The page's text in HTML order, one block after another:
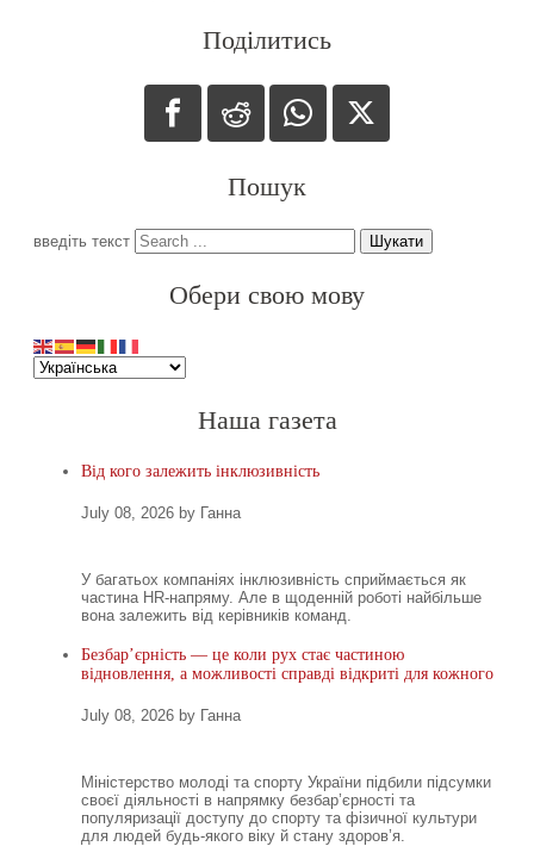
Поділитись
Пошук
введіть текст Шукати
Обери свою мову
Наша газета
Від кого залежить інклюзивність
July 08, 2026 by Ганна
У багатьох компаніях інклюзивність сприймається як
частина HR-напряму. Але в щоденній роботі найбільше
вона залежить від керівників команд.
Безбар’єрність — це коли рух стає частиною
відновлення, а можливості справді відкриті для кожного
July 08, 2026 by Ганна
Міністерство молоді та спорту України підбили підсумки
своєї діяльності в напрямку безбар’єрності та
популяризації доступу до спорту та фізичної культури
для людей будь-якого віку й стану здоров’я.